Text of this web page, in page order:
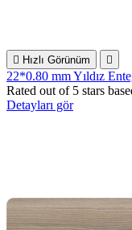
 Hızlı Görünüm 
22*0.80 mm Yıldız
Rated out of 5 stars
Detayları gör